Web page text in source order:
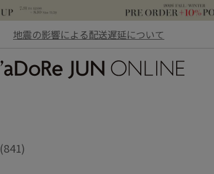
地震の影響による配送遅延について
(841)